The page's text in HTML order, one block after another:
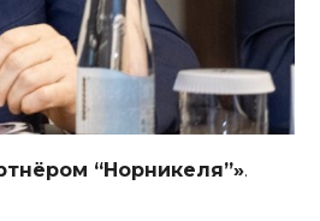
“Норникеля”».